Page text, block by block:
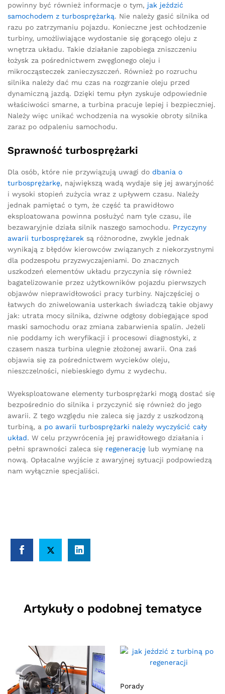
powinny być również informacje o tym, jak jeździć
samochodem z turbosprężarką. Nie należy gasić silnika od
razu po zatrzymaniu pojazdu. Konieczne jest ochłodzenie
turbiny, umożliwiające wydostanie się gorącego oleju z
wnętrza układu. Takie działanie zapobiega zniszczeniu
łożysk za pośrednictwem zwęglonego oleju i
mikrocząsteczek zanieczyszczeń. Również po rozruchu
silnika należy dać mu czas na rozgrzanie oleju przed
dynamiczną jazdą. Dzięki temu płyn zyskuje odpowiednie
właściwości smarne, a turbina pracuje lepiej i bezpieczniej.
Należy więc unikać wchodzenia na wysokie obroty silnika
zaraz po odpaleniu samochodu.
Sprawność turbosprężarki
Dla osób, które nie przywiązują uwagi do dbania o
turbosprężarkę, największą wadą wydaje się jej awaryjność
i wysoki stopień zużycia wraz z upływem czasu. Należy
jednak pamiętać o tym, że część ta prawidłowo
eksploatowana powinna posłużyć nam tyle czasu, ile
bezawaryjnie działa silnik naszego samochodu. Przyczyny
awarii turbosprężarek są różnorodne, zwykle jednak
wynikają z błędów kierowców związanych z niekorzystnymi
dla podzespołu przyzwyczajeniami. Do znacznych
uszkodzeń elementów układu przyczynia się również
bagatelizowanie przez użytkowników pojazdu pierwszych
objawów nieprawidłowości pracy turbiny. Najczęściej o
łatwych do zniwelowania usterkach świadczą takie objawy
jak: utrata mocy silnika, dziwne odgłosy dobiegające spod
maski samochodu oraz zmiana zabarwienia spalin. Jeżeli
nie poddamy ich weryfikacji i procesowi diagnostyki, z
czasem nasza turbina ulegnie złożonej awarii. Ona zaś
objawia się za pośrednictwem wycieków oleju,
nieszczelności, niebieskiego dymu z wydechu.
Wyeksploatowane elementy turbosprężarki mogą dostać się
bezpośrednio do silnika i przyczynić się również do jego
awarii. Z tego względu nie zaleca się jazdy z uszkodzoną
turbiną, a po awarii turbosprężarki należy wyczyścić cały
układ. W celu przywrócenia jej prawidłowego działania i
pełni sprawności zaleca się regenerację lub wymianę na
nową. Opłacalne wyjście z awaryjnej sytuacji podpowiedzą
nam wyłącznie specjaliści.
Artykuły o podobnej tematyce
Porady